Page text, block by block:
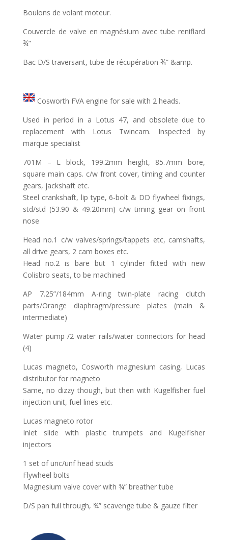
Boulons de volant moteur.
Couvercle de valve en magnésium avec tube reniflard
¾”
Bac D/S traversant, tube de récupération ¾” &amp.
Cosworth FVA engine for sale with 2 heads.
Used in period in a Lotus 47, and obsolete due to
replacement with Lotus Twincam. Inspected by
marque specialist
701M – L block, 199.2mm height, 85.7mm bore,
square main caps. c/w front cover, timing and counter
gears, jackshaft etc.
Steel crankshaft, lip type, 6-bolt & DD flywheel fixings,
std/std (53.90 & 49.20mm) c/w timing gear on front
nose
Head no.1 c/w valves/springs/tappets etc, camshafts,
all drive gears, 2 cam boxes etc.
Head no.2 is bare but 1 cylinder fitted with new
Colisbro seats, to be machined
AP 7.25”/184mm A-ring twin-plate racing clutch
parts/Orange diaphragm/pressure plates (main &
intermediate)
Water pump /2 water rails/water connectors for head
(4)
Lucas magneto, Cosworth magnesium casing, Lucas
distributor for magneto
Same, no dizzy though, but then with Kugelfisher fuel
injection unit, fuel lines etc.
Lucas magneto rotor
Inlet slide with plastic trumpets and Kugelfisher
injectors
1 set of unc/unf head studs
Flywheel bolts
Magnesium valve cover with ¾” breather tube
D/S pan full through, ¾” scavenge tube & gauze filter